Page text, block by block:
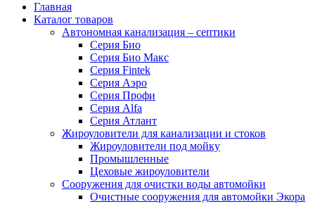
Главная
Каталог товаров
Автономная канализация – септики
Серия Био
Серия Био Макс
Серия Fintek
Серия Аэро
Серия Профи
Серия Alfa
Серия Атлант
Жироуловители для канализации и стоков
Жироуловители под мойку
Промышленные
Цеховые жироуловители
Сооружения для очистки воды автомойки
Очистные сооружения для автомойки Экора